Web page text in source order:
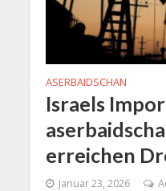
ASERBAIDSCHAN
Israels
erreichen
Januar 23, 2026